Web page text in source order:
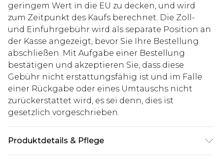
geringem Wert in die EU zu decken, und wird
zum Zeitpunkt des Kaufs berechnet. Die Zoll-
und Einfuhrgebühr wird als separate Position an
der Kasse angezeigt, bevor Sie Ihre Bestellung
abschließen. Mit Aufgabe einer Bestellung
bestätigen und akzeptieren Sie, dass diese
Gebühr nicht erstattungsfähig ist und im Falle
einer Rückgabe oder eines Umtauschs nicht
zurückerstattet wird, es sei denn, dies ist
gesetzlich vorgeschrieben.
Produktdetails & Pflege